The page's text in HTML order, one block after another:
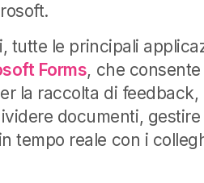
tutte le principali
Forms, che
la raccolta di feedback,
documenti, gestire
tempo reale con i